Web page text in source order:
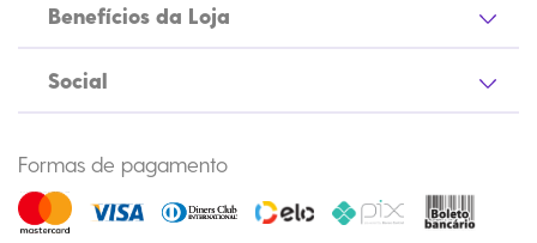
Benefícios da Loja
Social
Formas de pagamento